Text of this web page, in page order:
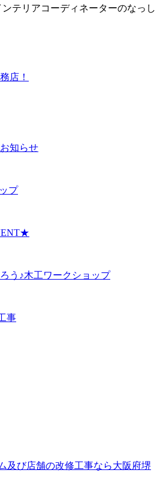
テリアコーディネーターのなっし
店！
知らせ
プ
う♪木工ワークショップ
事
及び店舗の改修工事なら大阪府堺